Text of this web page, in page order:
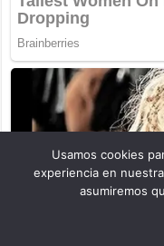
Usamos cookies
experiencia en
asumiremos